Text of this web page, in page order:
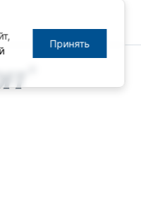
Принять